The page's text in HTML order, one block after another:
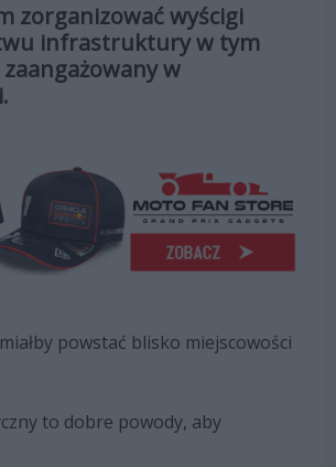
zorganizować wyścigi
infrastruktury w tym
w
powstać blisko miejscowości
to dobre powody, aby